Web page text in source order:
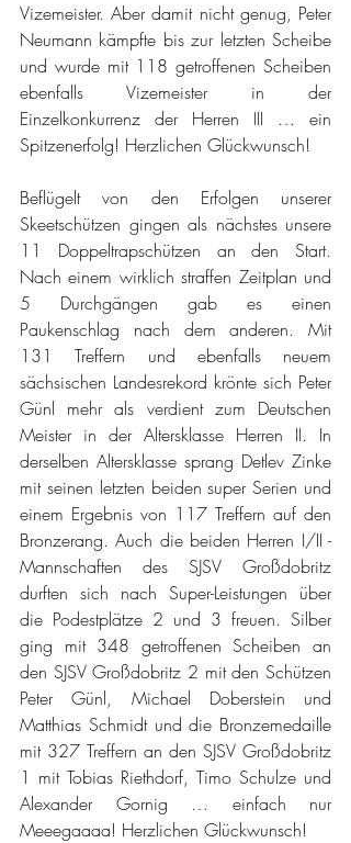
Vizemeister. Aber damit nicht genug, Peter
Neumann kämpfte bis zur letzten Scheibe
und wurde mit 118 getroffenen Scheiben
ebenfalls Vizemeister in der
Einzelkonkurrenz der Herren III … ein
Spitzenerfolg! Herzlichen Glückwunsch!
Beflügelt von den Erfolgen unserer
Skeetschützen gingen als nächstes unsere
11 Doppeltrapschützen an den Start.
Nach einem wirklich straffen Zeitplan und
5 Durchgängen gab es einen
Paukenschlag nach dem anderen. Mit
131 Treffern und ebenfalls neuem
sächsischen Landesrekord krönte sich Peter
Günl mehr als verdient zum Deutschen
Meister in der Altersklasse Herren II. In
derselben Altersklasse sprang Detlev Zinke
mit seinen letzten beiden super Serien und
einem Ergebnis von 117 Treffern auf den
Bronzerang. Auch die beiden Herren I/II -
Mannschaften des SJSV Großdobritz
durften sich nach Super-Leistungen über
die Podestplätze 2 und 3 freuen. Silber
ging mit 348 getroffenen Scheiben an
den SJSV Großdobritz 2 mit den Schützen
Peter Günl, Michael Doberstein und
Matthias Schmidt und die Bronzemedaille
mit 327 Treffern an den SJSV Großdobritz
1 mit Tobias Riethdorf, Timo Schulze und
Alexander Gornig … einfach nur
Meeegaaaa! Herzlichen Glückwunsch!